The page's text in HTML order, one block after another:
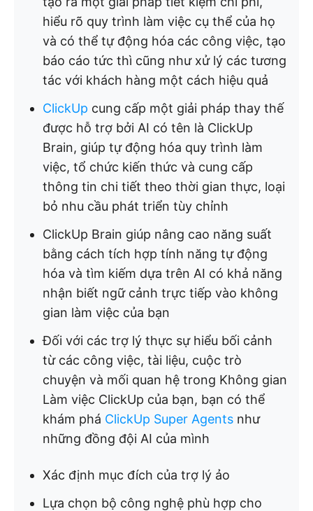
hiểu rõ quy trình làm việc cụ thể của họ
và có thể tự động hóa các công việc, tạo
báo cáo tức thì cũng như xử lý các tương
tác với khách hàng một cách hiệu quả
ClickUp cung cấp một giải pháp thay thế
được hỗ trợ bởi AI có tên là ClickUp
Brain, giúp tự động hóa quy trình làm
việc, tổ chức kiến thức và cung cấp
thông tin chi tiết theo thời gian thực, loại
bỏ nhu cầu phát triển tùy chỉnh
ClickUp Brain giúp nâng cao năng suất
bằng cách tích hợp tính năng tự động
hóa và tìm kiếm dựa trên AI có khả năng
nhận biết ngữ cảnh trực tiếp vào không
gian làm việc của bạn
Đối với các trợ lý thực sự hiểu bối cảnh
từ các công việc, tài liệu, cuộc trò
chuyện và mối quan hệ trong Không gian
Làm việc ClickUp của bạn, bạn có thể
khám phá ClickUp Super Agents như
những đồng đội AI của mình
Xác định mục đích của trợ lý ảo
Lựa chọn bộ công nghệ phù hợp cho